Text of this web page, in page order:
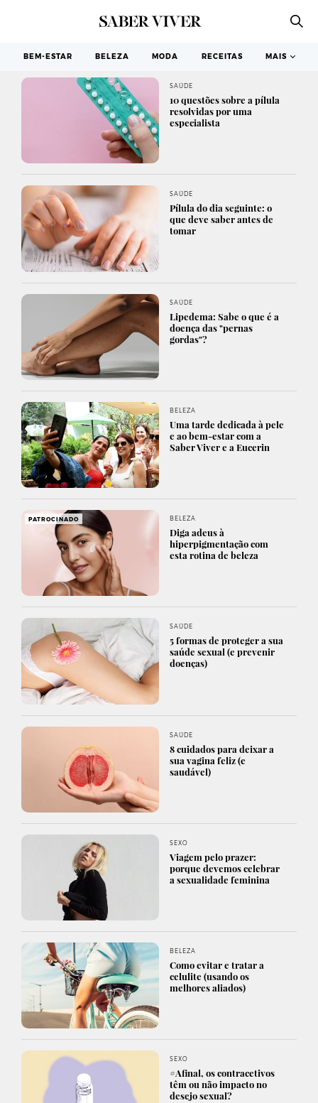
BEM-ESTAR BELEZA MODA RECEITAS MAIS
SAÚDE
10 questões sobre a pílula
resolvidas por uma
especialista
SAÚDE
Pílula do dia seguinte: o
que deve saber antes de
tomar
SAÚDE
Lipedema: Sabe o que é a
doença das "pernas
gordas"?
BELEZA
Uma tarde dedicada à pele
e ao bem-estar com a
Saber Viver e a Eucerin
PATROCINADO BELEZA
Diga adeus à
hiperpigmentação com
esta rotina de beleza
SAÚDE
5 formas de proteger a sua
saúde sexual (e prevenir
doenças)
SAÚDE
8 cuidados para deixar a
sua vagina feliz (e
saudável)
SEXO
Viagem pelo prazer:
porque devemos celebrar
a sexualidade feminina
BELEZA
Como evitar e tratar a
celulite (usando os
melhores aliados)
SEXO
#Afinal, os contracetivos
têm ou não impacto no
desejo sexual?